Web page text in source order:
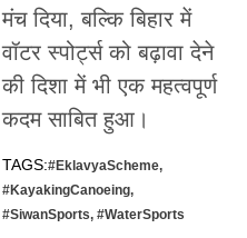
मंच दिया, बल्कि बिहार में
वॉटर स्पोर्ट्स को बढ़ावा देने
की दिशा में भी एक महत्वपूर्ण
कदम साबित हुआ।
TAGS:#EklavyaScheme,
#KayakingCanoeing,
#SiwanSports, #WaterSports